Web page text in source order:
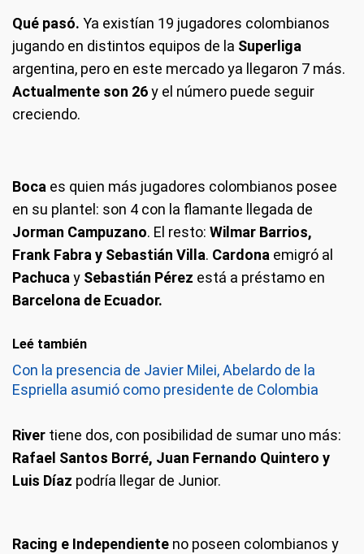
Qué pasó. Ya existían 19 jugadores colombianos
jugando en distintos equipos de la Superliga
argentina, pero en este mercado ya llegaron 7 más.
Actualmente son 26y el número puede seguir
creciendo.
Boca es quien más jugadores colombianos posee
en su plantel: son 4 con la flamante llegada de
Jorman Campuzano. El resto: Wilmar Barrios,
Frank Fabra y Sebastián Villa. Cardona emigró al
Pachuca y Sebastián Pérez está a préstamo en
Barcelona de Ecuador.
Leé también
Con la presencia de Javier Milei, Abelardo de la
Espriella asumió como presidente de Colombia
River tiene dos, con posibilidad de sumar uno más:
Rafael Santos Borré, Juan Fernando Quintero y
Luis Díaz podría llegar de Junior.
Racing e Independiente no poseen colombianos y